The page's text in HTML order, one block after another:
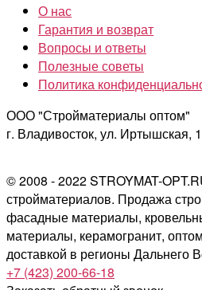
О нас
Гарантия и возврат
Вопросы и ответы
Полезные советы
Политика
ООО "Стройматериалы оптом"
г. Владивосток, ул. Иртышская,
© 2008 - 2022 STROYMAT-
стройматериалов. Продажа
фасадные материалы,
материалы, керамогранит,
доставкой в регионы Дальнего
+7 (423) 200-66-18